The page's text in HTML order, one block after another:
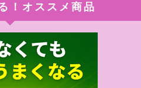
！オススメ商品